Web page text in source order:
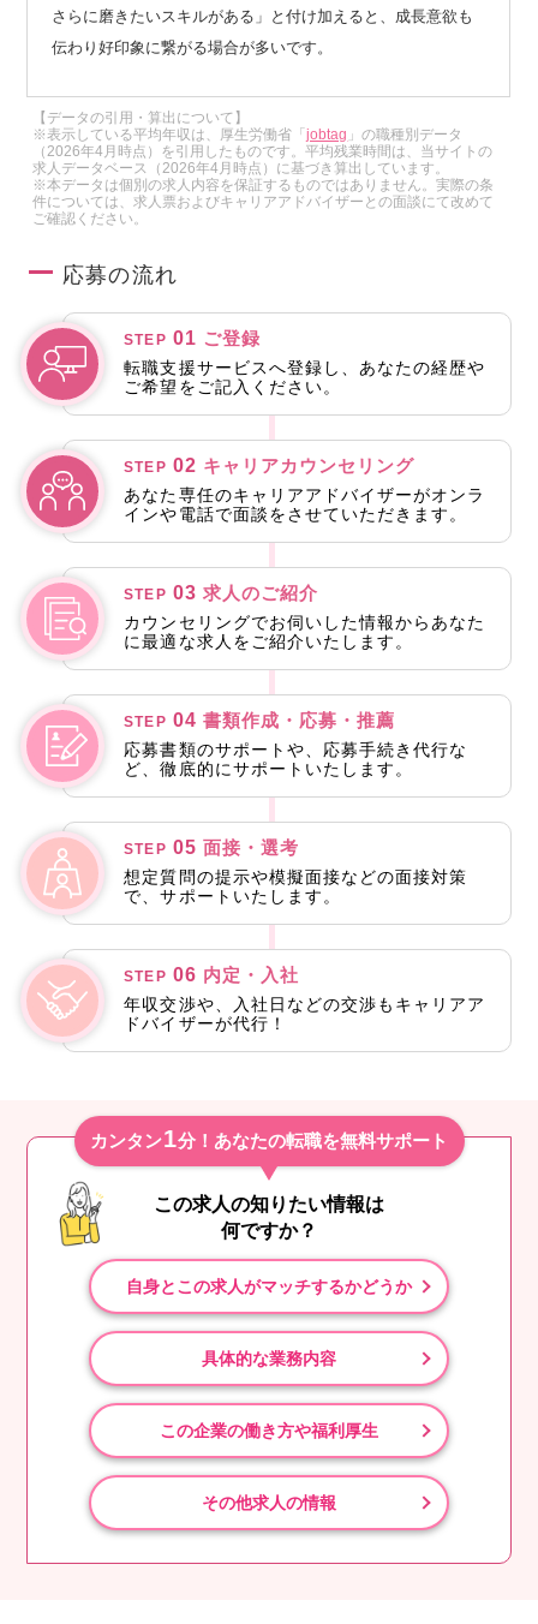
さらに磨きたいスキルがある」と付け加えると、成長意欲も
伝わり好印象に繋がる場合が多いです。
【データの引用・算出について】
※表示している平均年収は、厚生労働省「jobtag 」の職種別データ
（2026年4月時点）を引用したものです。平均残業時間は、当サイトの
求人データベース（2026年4月時点）に基づき算出しています。
※本データは個別の求人内容を保証するものではありません。実際の条
件については、求人票およびキャリアアドバイザーとの面談にて改めて
ご確認ください。
応募の流れ
STEP 01 ご登録
転職支援サービスへ登録し、あなたの経歴や
ご希望をご記入ください。
STEP 02 キャリアカウンセリング
あなた専任のキャリアアドバイザーがオンラ
インや電話で面談をさせていただきます。
STEP 03 求人のご紹介
カウンセリングでお伺いした情報からあなた
に最適な求人をご紹介いたします。
STEP 04 書類作成・応募・推薦
応募書類のサポートや、応募手続き代行な
ど、徹底的にサポートいたします。
STEP 05 面接・選考
想定質問の提示や模擬面接などの面接対策
で、サポートいたします。
STEP 06 内定・入社
年収交渉や、入社日などの交渉もキャリアア
ドバイザーが代行！
カンタン1分！あなたの転職を無料サポート
この求人の知りたい情報は
何ですか？
自身とこの求人がマッチするかどうか
具体的な業務内容
この企業の働き方や福利厚生
その他求人の情報